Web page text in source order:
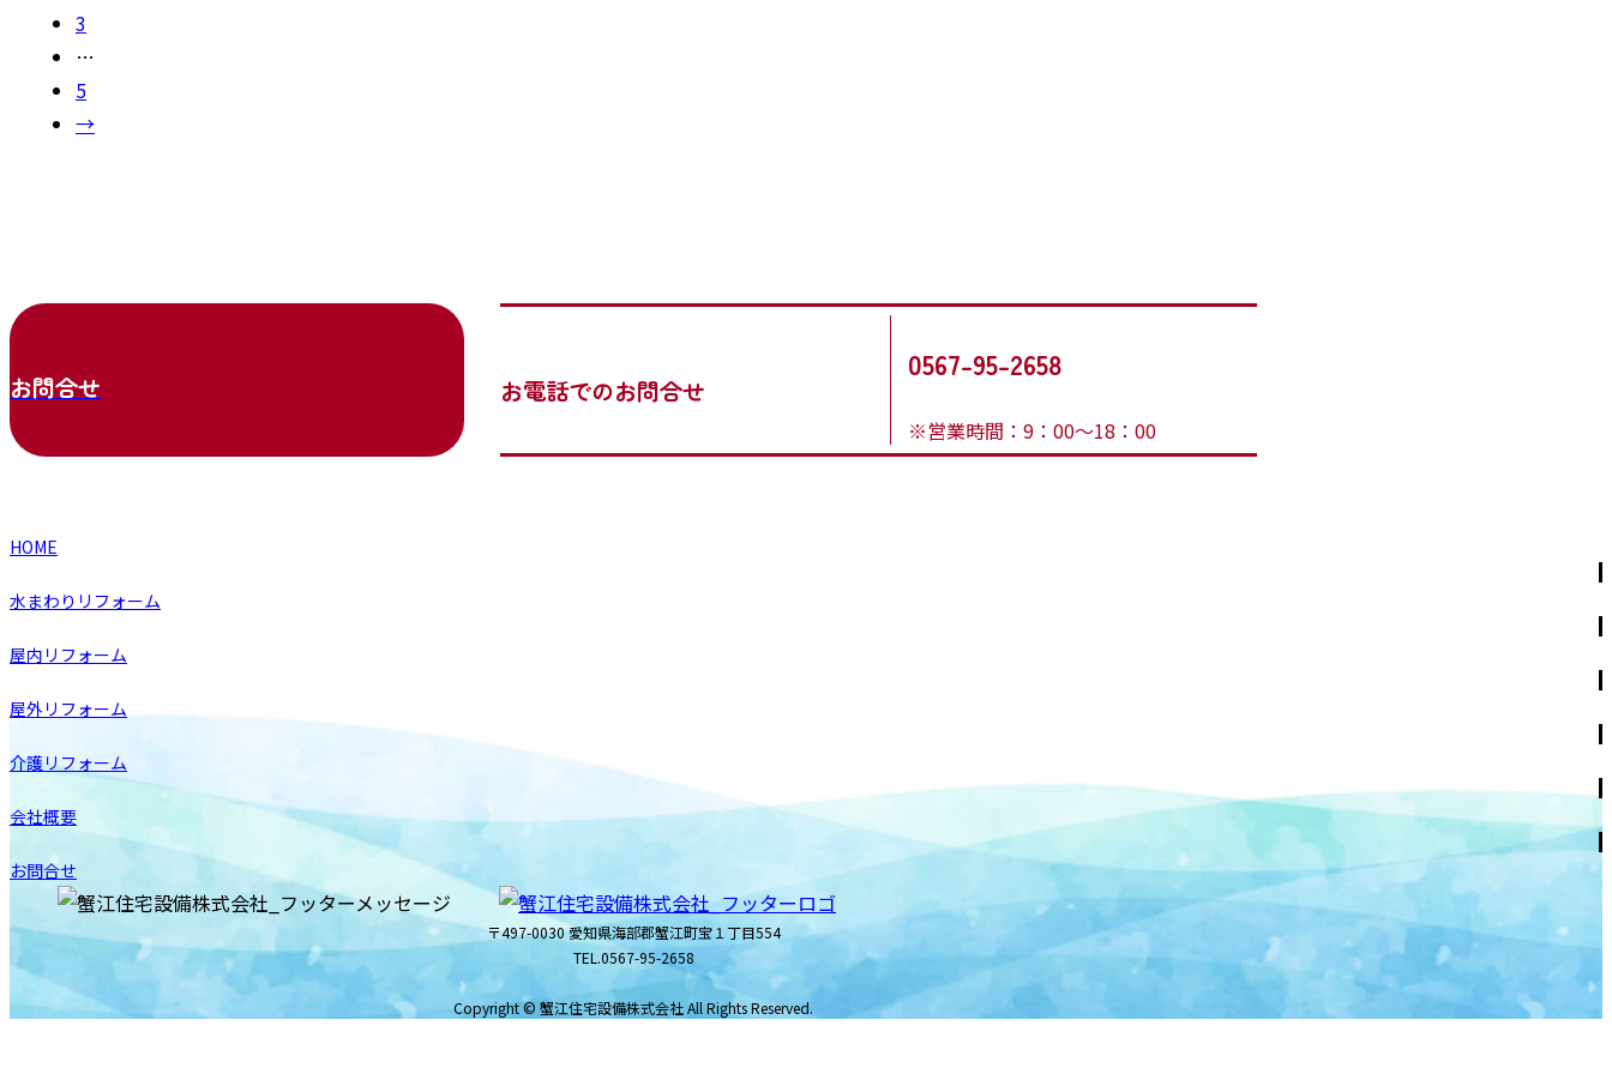
3
…
5
→
お問合せ お電話でのお問合せ
0567-95-2658
※営業時間：9：00～18：00
HOME
水まわりリフォーム
屋内リフォーム
屋外リフォーム
介護リフォーム
会社概要
お問合せ
〒497-0030 愛知県海部郡蟹江町宝１丁目554
TEL.0567-95-2658
Copyright © 蟹江住宅設備株式会社 All Rights Reserved.